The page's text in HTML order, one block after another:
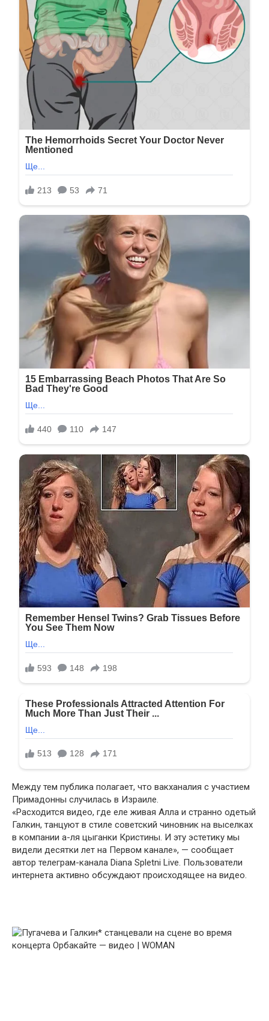
Между тем публика полагает, что вакханалия с участием
Примадонны случилась в Израиле.
«Расходится видео, где еле живая Алла и странно одетый
Галкин, танцуют в стиле советский чиновник на выселках
в компании а-ля цыганки Кристины. И эту эстетику мы
видели десятки лет на Первом канале», — сообщает
автор телеграм-канала Diana Spletni Live. Пользователи
интернета активно обсуждают происходящее на видео.